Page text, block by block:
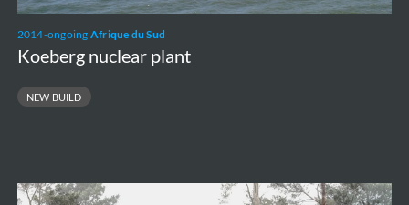
2014-ongoing Afrique du Sud
Koeberg nuclear plant
NEW BUILD
PanTera: